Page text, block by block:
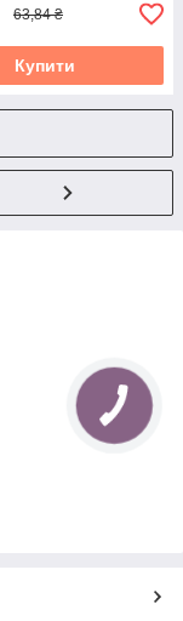
63,84 ₴
Купити